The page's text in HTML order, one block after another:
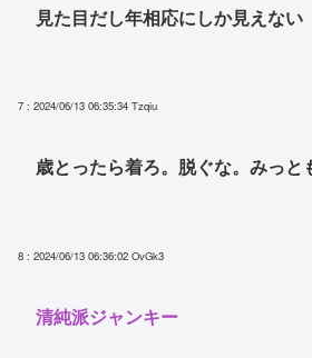
見た目だし年相応にしか見えない
7 : 2024/06/13 06:35:34 Tzqiu
歳とったら着ろ。脱ぐな。みっと
8 : 2024/06/13 06:36:02 OvGk3
清純派ジャンキー